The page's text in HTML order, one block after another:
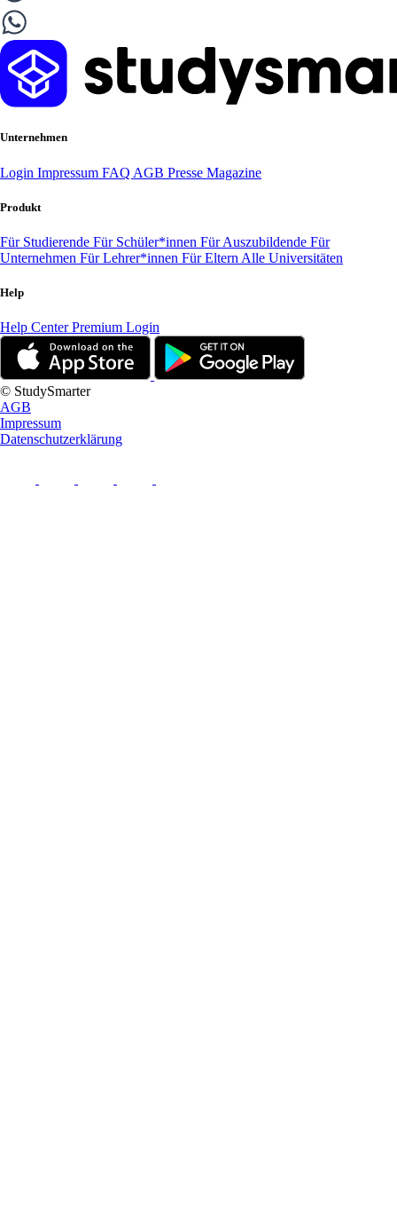
Unternehmen
Login Impressum FAQ AGB Presse Magazine
Produkt
Für Studierende Für Schüler*innen Für Auszubildende Für
Unternehmen Für Lehrer*innen Für Eltern Alle Universitäten
Help
Help CenterPremium Login
© StudySmarter
AGB
Impressum
Datenschutzerklärung